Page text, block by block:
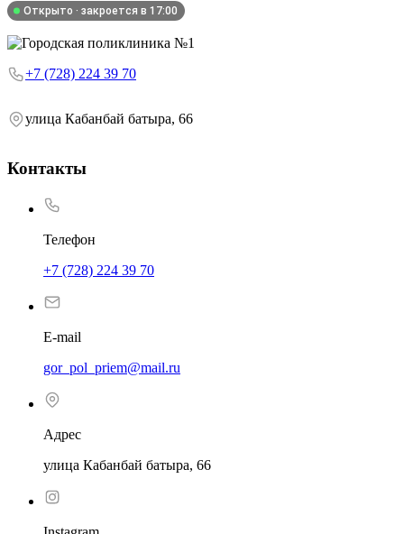
Открыто · закроется в 17:00
+7 (728) 224 39 70
улица Кабанбай батыра, 66
Контакты
Телефон
+7 (728) 224 39 70
E-mail
gor_pol_priem@mail.ru
Адрес
улица Кабанбай батыра, 66